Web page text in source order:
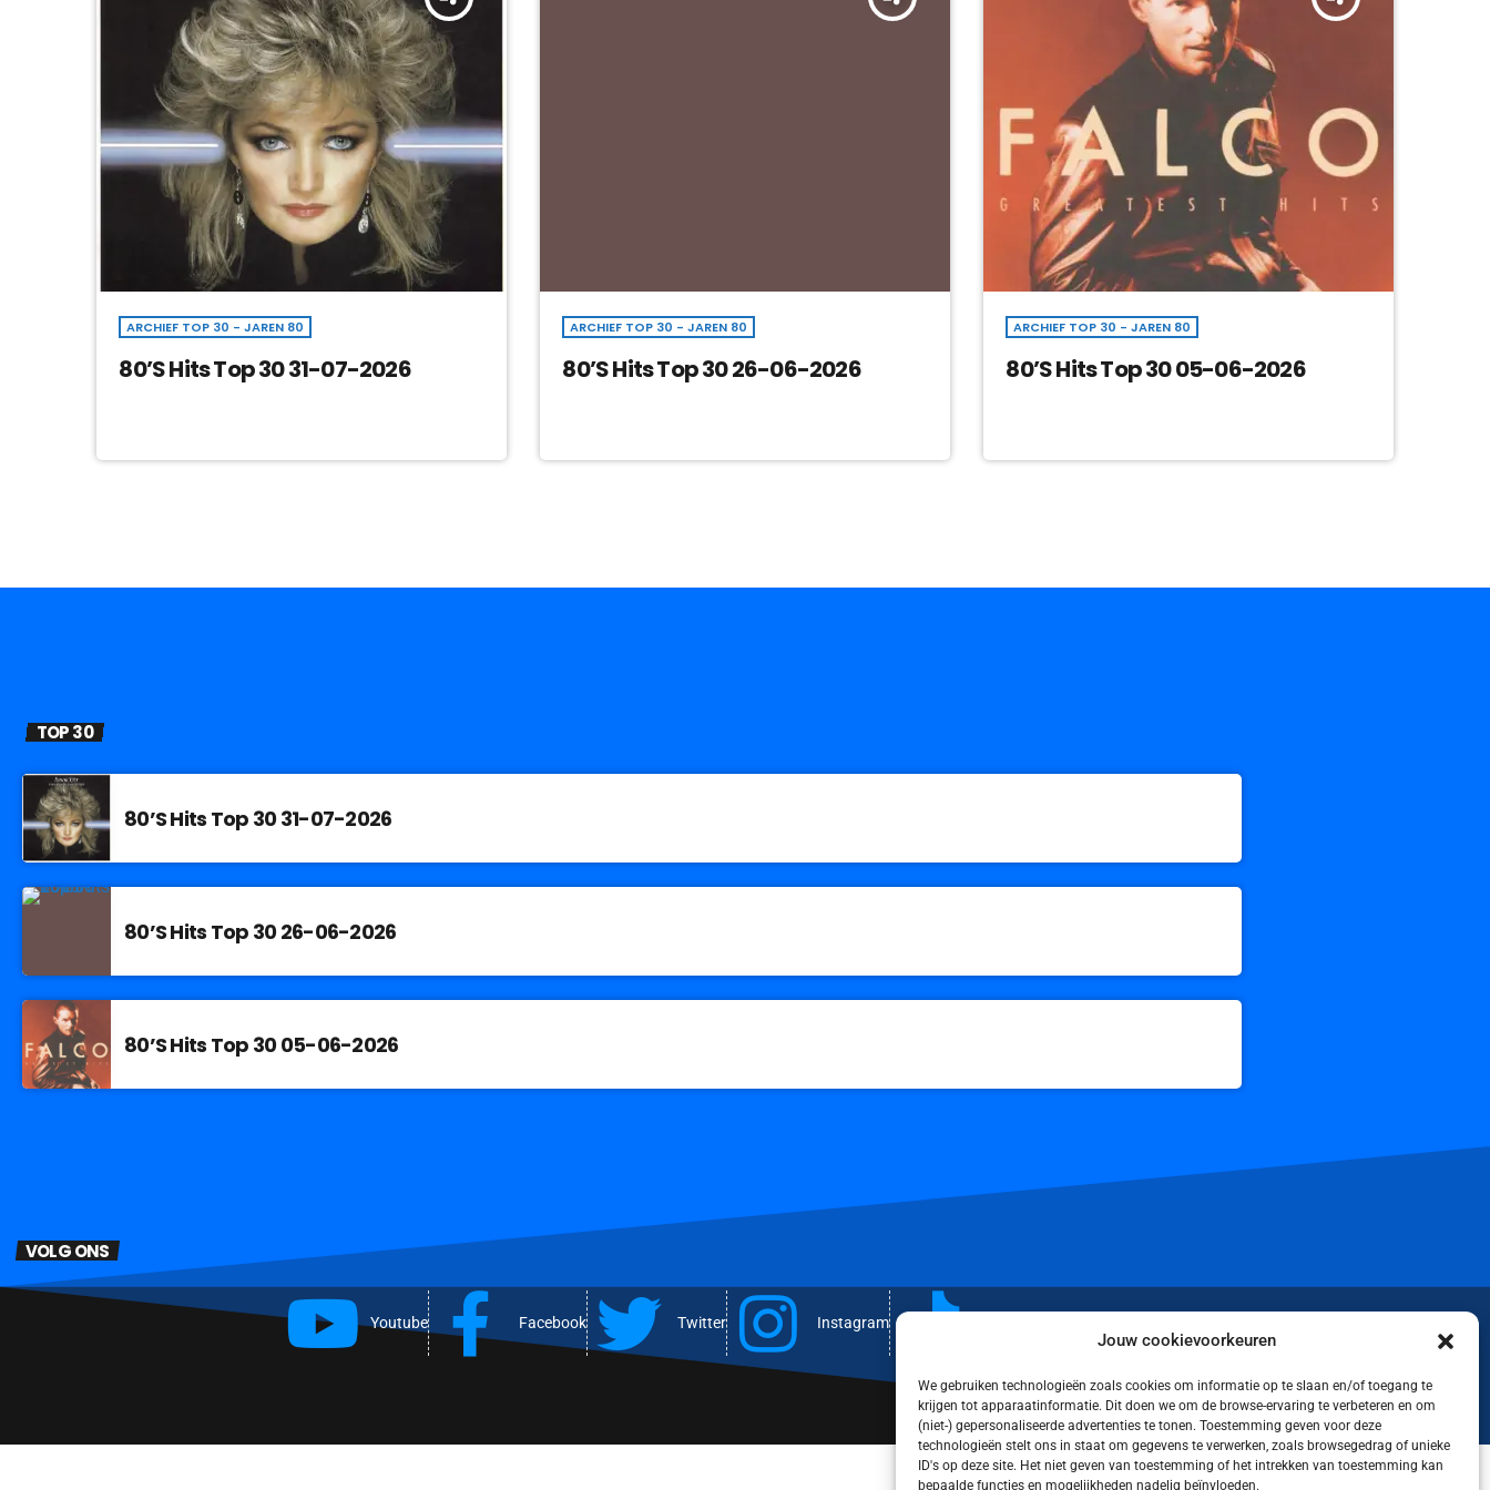
Jouw cookievoorkeuren
We gebruiken technologieën zoals cookies om informatie op te slaan en/of toegang te
krijgen tot apparaatinformatie. Dit doen we om de browse-ervaring te verbeteren en om
(niet-) gepersonaliseerde advertenties te tonen. Toestemming geven voor deze
technologieën stelt ons in staat om gegevens te verwerken, zoals browsegedrag of unieke
ID's op deze site. Het niet geven van toestemming of het intrekken van toestemming kan
bepaalde functies en mogelijkheden nadelig beïnvloeden.
ARCHIEF TOP 30 - JAREN 80
80’S Hits Top 30 31-07-2026
ARCHIEF TOP 30 - JAREN 80
80’S Hits Top 30 26-06-2026
ARCHIEF TOP 30 - JAREN 80
80’S Hits Top 30 05-06-2026
TOP 30
80’S Hits Top 30 31-07-2026
80’S Hits Top 30 26-06-2026
80’S Hits Top 30 05-06-2026
VOLG ONS
Youtube Facebook Twitter Instagram